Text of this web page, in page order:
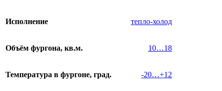
Исполнение тепло-холод
Объём фургона, кв.м. 10…18
Температура в фургоне, град. -20…+12